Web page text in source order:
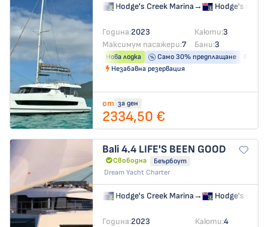
Hodge's Creek Marina→ Hodge's
Година:2023 Каюти:3
Максимум пасажери:7 Бани:3
Нова лодка Само 30% предплащане
Незабавна резервация
от за ден
2334,50 €
Bali 4.4 LIFE'S BEEN GOOD
Свободна
Беърбоут
Dream Yacht Charter
Hodge's Creek Marina→ Hodge's
Година:2023 Каюти:4